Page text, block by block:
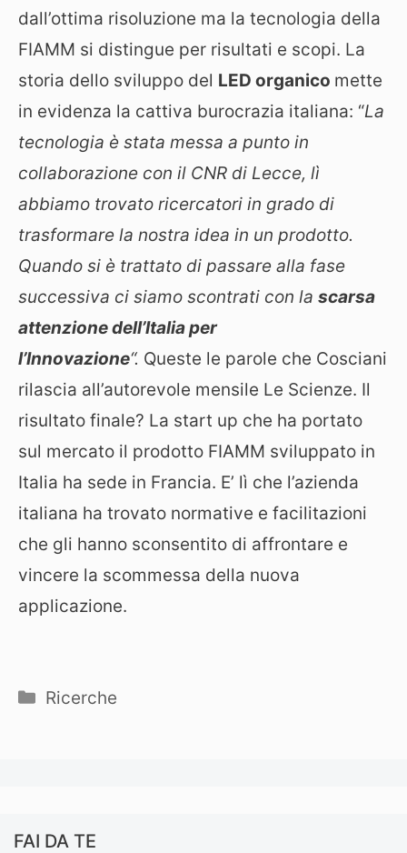
dall’ottima risoluzione ma la tecnologia della
FIAMM si distingue per risultati e scopi. La
storia dello sviluppo del LED organico mette
in evidenza la cattiva burocrazia italiana: “La
tecnologia è stata messa a punto in
collaborazione con il CNR di Lecce, lì
abbiamo trovato ricercatori in grado di
trasformare la nostra idea in un prodotto.
Quando si è trattato di passare alla fase
successiva ci siamo scontrati con la scarsa
attenzione dell’Italia per
l’Innovazione“. Queste le parole che Cosciani
rilascia all’autorevole mensile Le Scienze. Il
risultato finale? La start up che ha portato
sul mercato il prodotto FIAMM sviluppato in
Italia ha sede in Francia. E’ lì che l’azienda
italiana ha trovato normative e facilitazioni
che gli hanno sconsentito di affrontare e
vincere la scommessa della nuova
applicazione.
Categorie
Ricerche
FAI DA TE